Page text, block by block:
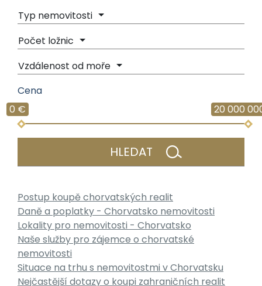
Typ nemovitosti
Počet ložnic
Vzdálenost od moře
Cena
0 €
20 000
HLEDAT
Postup koupě chorvatských realit
Daně a poplatky - Chorvatsko nemovitosti
Lokality pro nemovitosti - Chorvatsko
Naše služby pro zájemce o chorvatské
nemovitosti
Situace na trhu s nemovitostmi v Chorvatsku
Nejčastější dotazy o koupi zahraničních realit